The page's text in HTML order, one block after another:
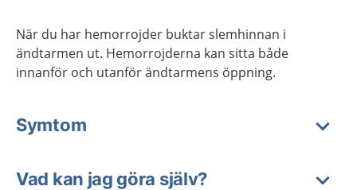
När du har hemorrojder buktar slemhinnan i
ändtarmen ut. Hemorrojderna kan sitta både
innanför och utanför ändtarmens öppning.
Symtom
Vad kan jag göra själv?